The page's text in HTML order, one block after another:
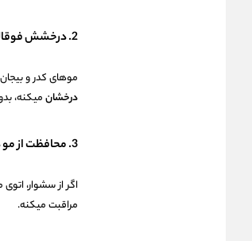
2. درخشش فوقالعاده با براق کنندهی طبیعی
موهای کدر و
درخشانمیکنه،
3. محافظت از مو در برابر حرارت
اگر از سشوار،
مراقبت میکنه.